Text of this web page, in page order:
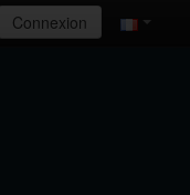
Connexion